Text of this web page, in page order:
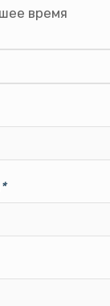
время
*